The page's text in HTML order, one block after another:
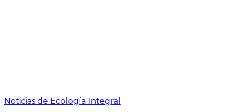
Noticias de Ecología Integral